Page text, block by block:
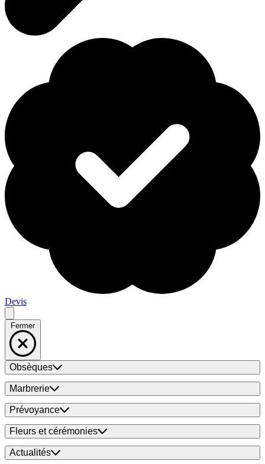
Devis
Fermer
Obsèques
Marbrerie
Prévoyance
Fleurs et cérémonies
Actualités